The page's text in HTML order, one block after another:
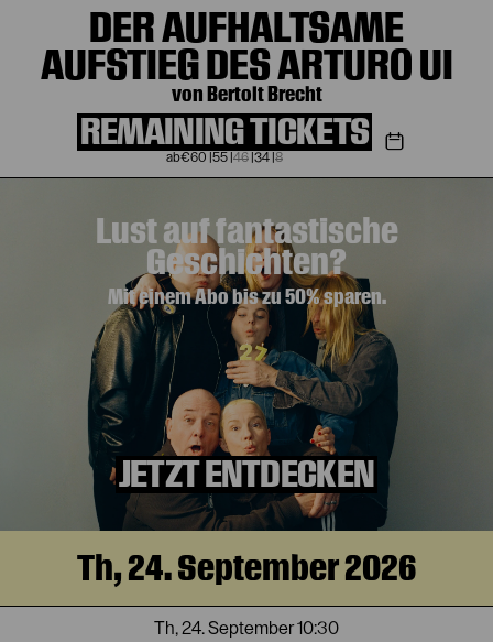
DER AUFHALTSAME
AUFSTIEG DES ARTURO UI
von Bertolt Brecht
REMAINING TICKETS
€60 55 46 34 8
Lust auf fantastische
Geschichten?
Mit einem Abo bis zu 50% sparen.
JETZT ENTDECKEN
Th, 24. September 2026
Th, 24. September10:30